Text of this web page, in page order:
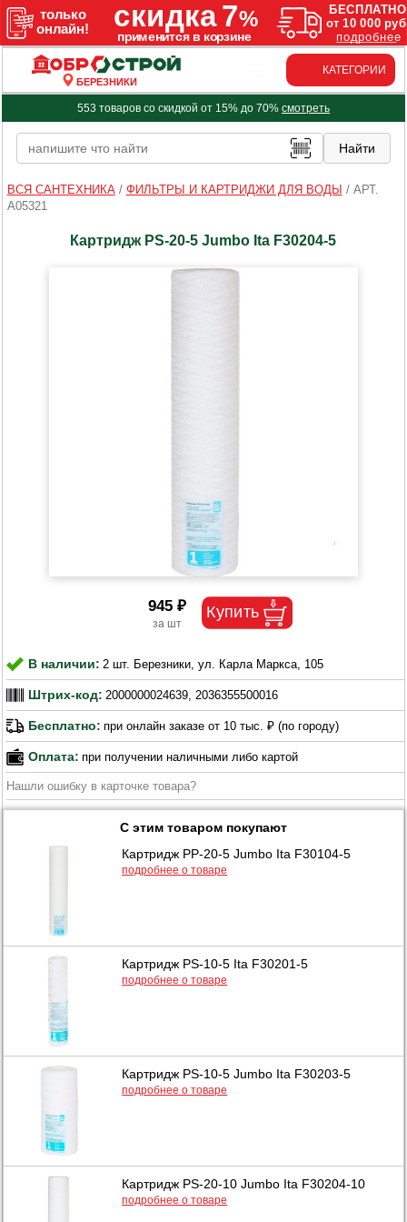
БЕРЕЗНИКИ
КАТЕГОРИИ
553 товаров со скидкой от 15% до 70% смотреть
ВСЯ САНТЕХНИКА/ ФИЛЬТРЫ И КАРТРИДЖИ ДЛЯ ВОДЫ / АРТ.
A05321
Картридж PS-20-5 Jumbo Ita F30204-5
945 ₽
В наличии: 2 шт. Березники, ул. Карла Маркса, 105
Штрих-код: 2000000024639, 2036355500016
Бесплатно: при онлайн заказе от 10 тыс. ₽ (по городу)
Оплата: при получении наличными либо картой
Нашли ошибку в карточке товара?
С этим товаром покупают
Картридж PP-20-5 Jumbo Ita F30104-5
подробнее о товаре
Картридж PS-10-5 Ita F30201-5
подробнее о товаре
Картридж PS-10-5 Jumbo Ita F30203-5
подробнее о товаре
Картридж PS-20-10 Jumbo Ita F30204-10
подробнее о товаре